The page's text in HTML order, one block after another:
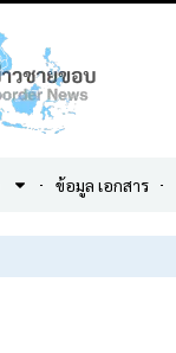
ข้อมูล เอกสาร